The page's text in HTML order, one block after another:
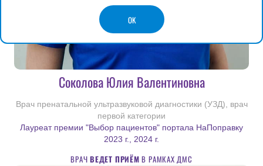
Соколова Юлия Валентиновна
Врач пренатальной ультразвуковой диагностики (УЗД), врач
первой категории
Лауреат премии "Выбор пациентов" портала НаПоправку
2023 г., 2024 г.
ВРАЧВЕДЕТ ПРИЁМ В РАМКАХ ДМС
OK